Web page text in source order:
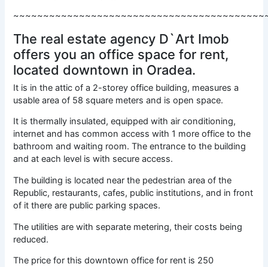
The real estate agency D`Art Imob
offers you an office space for rent,
located downtown in Oradea.
It is in the attic of a 2-storey office building, measures a
usable area of 58 square meters and is open space.
It is thermally insulated, equipped with air conditioning,
internet and has common access with 1 more office to the
bathroom and waiting room. The entrance to the building
and at each level is with secure access.
The building is located near the pedestrian area of the
Republic, restaurants, cafes, public institutions, and in front
of it there are public parking spaces.
The utilities are with separate metering, their costs being
reduced.
The price for this downtown office for rent is 250